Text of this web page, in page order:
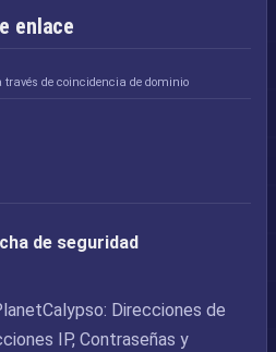
enlace
de coincidencia de dominio
de seguridad
Direcciones de
IP, Contraseñas y